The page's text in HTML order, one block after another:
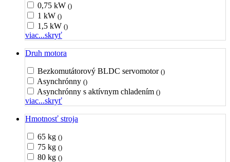
0,75 kW ()
1 kW ()
1,5 kW ()
viac...skryť
Druh motora
Bezkomutátorový BLDC servomotor ()
Asynchrónny ()
Asynchrónny s aktívnym chladením ()
viac...skryť
Hmotnosť stroja
65 kg ()
75 kg ()
80 kg ()